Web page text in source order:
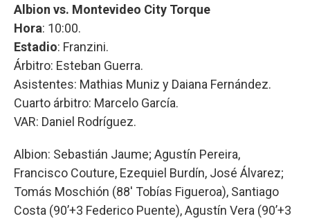
Albion vs. Montevideo City Torque
Hora: 10:00.
Estadio: Franzini.
Árbitro: Esteban Guerra.
Asistentes: Mathias Muniz y Daiana Fernández.
Cuarto árbitro: Marcelo García.
VAR: Daniel Rodríguez.
Albion: Sebastián Jaume; Agustín Pereira,
Francisco Couture, Ezequiel Burdín, José Álvarez;
Tomás Moschión (88′ Tobías Figueroa), Santiago
Costa (90’+3 Federico Puente), Agustín Vera (90’+3